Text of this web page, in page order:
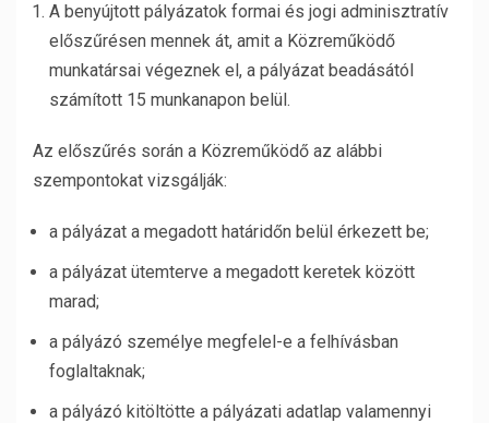
A benyújtott pályázatok formai és jogi adminisztratív
előszűrésen mennek át, amit a Közreműködő
munkatársai végeznek el, a pályázat beadásától
számított 15 munkanapon belül.
Az előszűrés során a Közreműködő az alábbi
szempontokat vizsgálják:
a pályázat a megadott határidőn belül érkezett be;
a pályázat ütemterve a megadott keretek között
marad;
a pályázó személye megfelel-e a felhívásban
foglaltaknak;
a pályázó kitöltötte a pályázati adatlap valamennyi